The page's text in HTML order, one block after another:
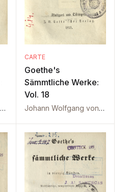
Johann Wolfgang von Goethe
CARTE
Goethe's
Sämmtliche Werke:
Vol. 18
Johann Wolfgang von Goethe